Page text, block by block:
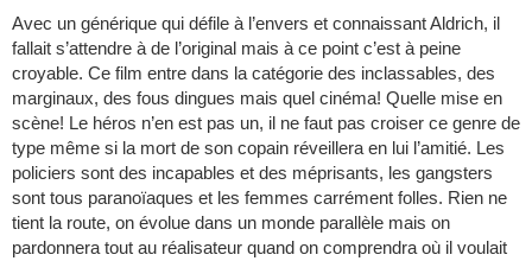
Avec un générique qui défile à l’envers et connaissant Aldrich, il
fallait s’attendre à de l’original mais à ce point c’est à peine
croyable. Ce film entre dans la catégorie des inclassables, des
marginaux, des fous dingues mais quel cinéma! Quelle mise en
scène! Le héros n’en est pas un, il ne faut pas croiser ce genre de
type même si la mort de son copain réveillera en lui l’amitié. Les
policiers sont des incapables et des méprisants, les gangsters
sont tous paranoïaques et les femmes carrément folles. Rien ne
tient la route, on évolue dans un monde parallèle mais on
pardonnera tout au réalisateur quand on comprendra où il voulait